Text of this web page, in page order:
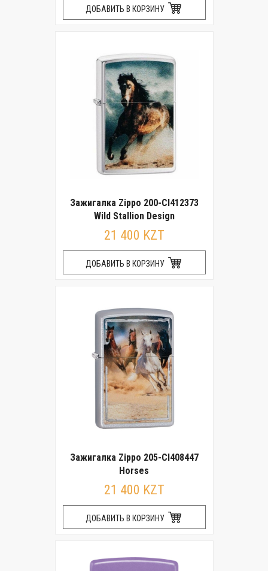
ДОБАВИТЬ В КОРЗИНУ
Зажигалка Zippo 200-CI412373
Wild Stallion Design
21 400 KZT
ДОБАВИТЬ В КОРЗИНУ
Зажигалка Zippo 205-CI408447
Horses
21 400 KZT
ДОБАВИТЬ В КОРЗИНУ